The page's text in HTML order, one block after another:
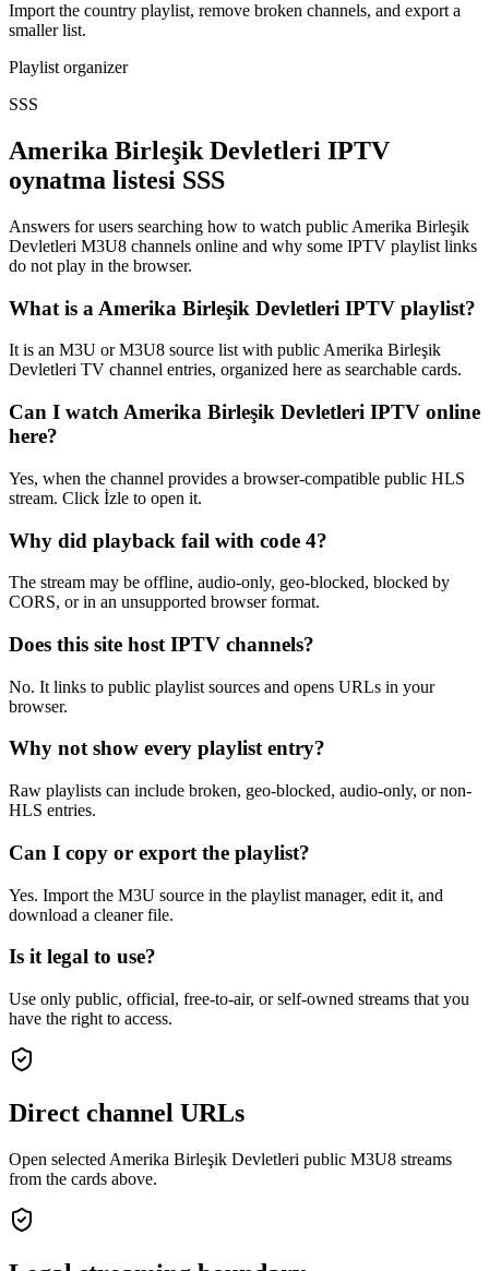
Import the country playlist, remove broken channels, and export a
smaller list.
Playlist organizer
SSS
Amerika Birleşik Devletleri IPTV
oynatma listesi SSS
Answers for users searching how to watch public Amerika Birleşik
Devletleri M3U8 channels online and why some IPTV playlist links
do not play in the browser.
What is a Amerika Birleşik Devletleri IPTV playlist?
It is an M3U or M3U8 source list with public Amerika Birleşik
Devletleri TV channel entries, organized here as searchable cards.
Can I watch Amerika Birleşik Devletleri IPTV online
here?
Yes, when the channel provides a browser-compatible public HLS
stream. Click İzle to open it.
Why did playback fail with code 4?
The stream may be offline, audio-only, geo-blocked, blocked by
CORS, or in an unsupported browser format.
Does this site host IPTV channels?
No. It links to public playlist sources and opens URLs in your
browser.
Why not show every playlist entry?
Raw playlists can include broken, geo-blocked, audio-only, or non-
HLS entries.
Can I copy or export the playlist?
Yes. Import the M3U source in the playlist manager, edit it, and
download a cleaner file.
Is it legal to use?
Use only public, official, free-to-air, or self-owned streams that you
have the right to access.
Direct channel URLs
Open selected Amerika Birleşik Devletleri public M3U8 streams
from the cards above.